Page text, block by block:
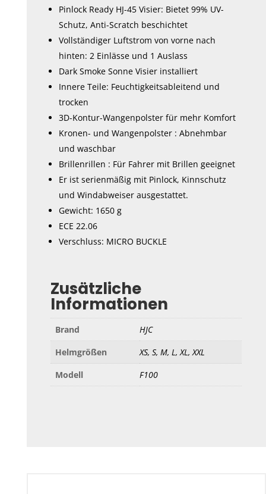
Pinlock Ready HJ-45 Visier: Bietet 99% UV-
Schutz, Anti-Scratch beschichtet
Vollständiger Luftstrom von vorne nach
hinten: 2 Einlässe und 1 Auslass
Dark Smoke Sonne Visier installiert
Innere Teile: Feuchtigkeitsableitend und
trocken
3D-Kontur-Wangenpolster für mehr Komfort
Kronen- und Wangenpolster : Abnehmbar
und waschbar
Brillenrillen : Für Fahrer mit Brillen geeignet
Er ist serienmäßig mit Pinlock, Kinnschutz
und Windabweiser ausgestattet.
Gewicht: 1650 g
ECE 22.06
Verschluss: MICRO BUCKLE
Zusätzliche
Informationen
Brand
HJC
Helmgrößen
XS, S, M, L, XL, XXL
Modell
F100